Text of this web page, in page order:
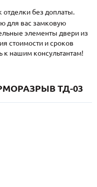
замер
без доплаты.
для вас замковую
элементы двери из
стоимости и сроков
к нашим консультантам!
ТД-03